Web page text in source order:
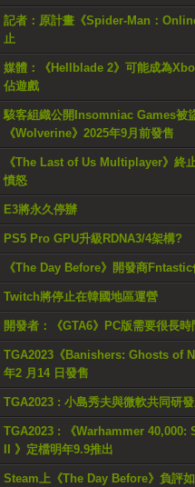
記者：原計畫《Spider-Man：
止
媒體：《Hellblade 2》可能成為
佔遊戲
駭客組織公開Insomniac Games被
《Wolverine》2025年9月前發售
《The Last of Us Multiplayer》終
憤怒
E3將永久停辦
PS5 Pro GPU升級RDNA3/4架構?
《The Day Before》開發商Fntastic
Twitch將停止在韓國地區運營
開發者：《GTA6》PC版需要很長時
TGA2023《Banishers: Ghosts of
年2 月14 日發售
TGA2023 : 小島秀夫與微軟共同研
TGA2023 : 《Warhammer 40,000:
II 》定檔明年9.9推出
Steam上《The Day Before》負評